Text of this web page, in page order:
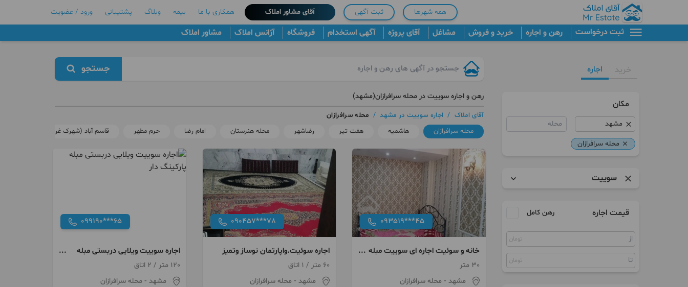
همه شهرها ثبت آگهی آقای مشاور املاک همکاری با ما بیمه وبلاگ پشتیبانی ورود / عضویت
ثبت درخواست رهن و اجاره خرید و فروش مشاغل آقای پروژه آگهی استخدام فروشگاه آژانس املاک مشاور املاک
خرید اجاره
مکان
محله
محله سرافرازان
سوییت
سوییت
قیمت اجاره رهن کامل
تومان
تومان
جستجو
رهن و اجاره سوییت در محله سرافرازان(مشهد)
آقای املاک / اجاره سوییت در مشهد / محله سرافرازان
محله سرافرازان
هاشمیه هفت تیر رضاشهر محله هنرستان امام رضا حرم مطهر قاسم آباد (شهرک غرب)
093519***45
خانه و سوئیت اجاره ای سوییت مبله
(کرایه ای)
30 متر
مشهد - محله سرافرازان
090457***78
اجاره سوئیت.واپارتمان نوساز وتمیز
60 متر / 1 اتاق
مشهد- محله سرافرازان
099190***65
اجاره سوییت ویلایی دربستی مبله
پارکینگ دار
120 متر / 2 اتاق
مشهد - محله سرافرازان